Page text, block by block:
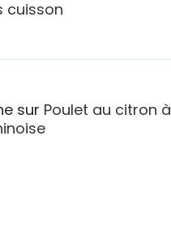
cuisson
sur Poulet au citron à